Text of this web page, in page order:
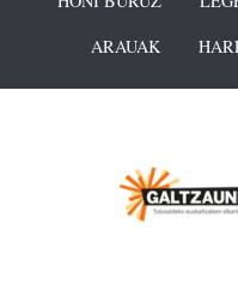
ARAUAK